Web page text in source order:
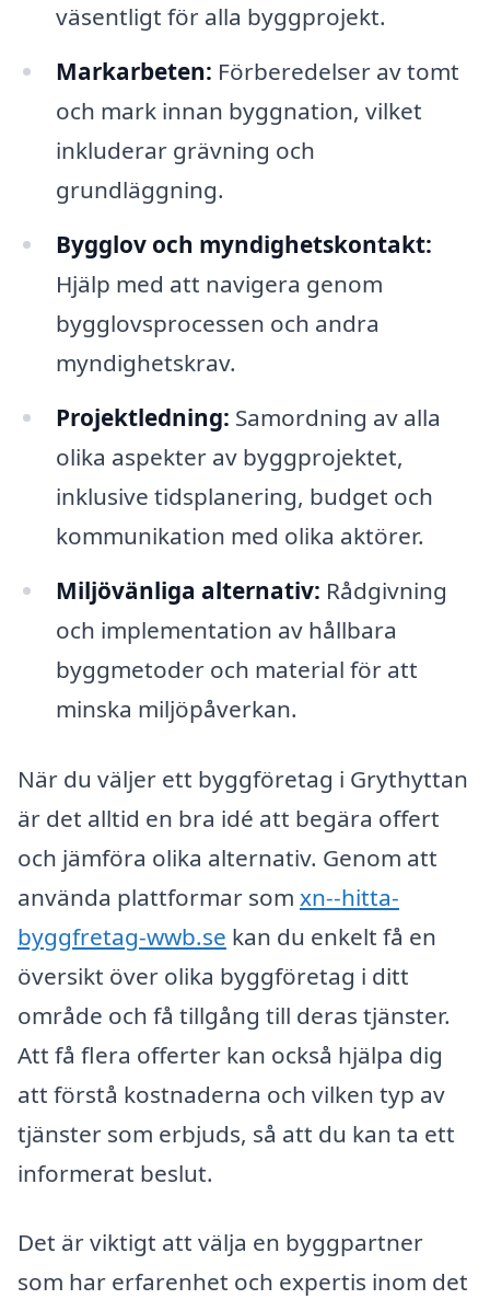
väsentligt för alla byggprojekt.
Markarbeten: Förberedelser av tomt
och mark innan byggnation, vilket
inkluderar grävning och
grundläggning.
Bygglov och myndighetskontakt:
Hjälp med att navigera genom
bygglovsprocessen och andra
myndighetskrav.
Projektledning: Samordning av alla
olika aspekter av byggprojektet,
inklusive tidsplanering, budget och
kommunikation med olika aktörer.
Miljövänliga alternativ: Rådgivning
och implementation av hållbara
byggmetoder och material för att
minska miljöpåverkan.
När du väljer ett byggföretag i Grythyttan
är det alltid en bra idé att begära offert
och jämföra olika alternativ. Genom att
använda plattformar som xn--hitta-
byggfretag-wwb.se kan du enkelt få en
översikt över olika byggföretag i ditt
område och få tillgång till deras tjänster.
Att få flera offerter kan också hjälpa dig
att förstå kostnaderna och vilken typ av
tjänster som erbjuds, så att du kan ta ett
informerat beslut.
Det är viktigt att välja en byggpartner
som har erfarenhet och expertis inom det